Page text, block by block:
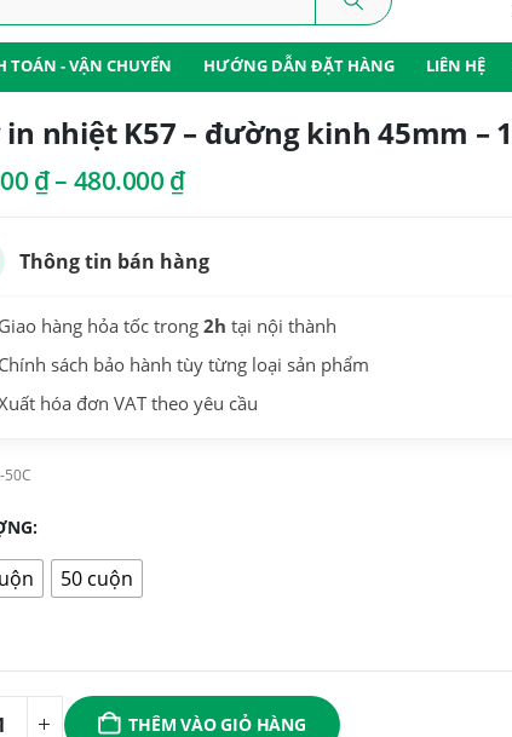
TOÁN - VẬN CHUYỂN HƯỚNG DẪN ĐẶT HÀNG LIÊN HỆ
in nhiệt K57 – đường kinh 45mm –
₫– 480.000 ₫Khoảng
giá:
110.000 ₫
đến
Thông tin bán hàng
Giao hàng hỏa tốc trong 2h tại nội thành
Chính sách bảo hành tùy từng loại sản phẩm
hóa đơn VAT theo yêu cầu
50C
50 cuộn
THÊM VÀO GIỎ HÀNG